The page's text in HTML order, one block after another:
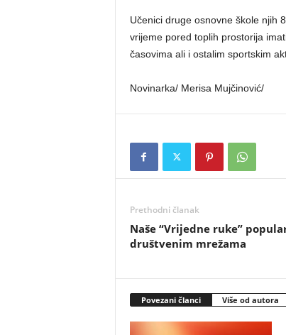
Učenici druge osnovne škole njih
vrijeme pored toplih prostorija
časovima ali i ostalim sportskim
Novinarka/ Merisa Mujčinović/
Prethodni članak
Naše “Vrijedne ruke”
društvenim mrežama
Povezani članci Više od autora